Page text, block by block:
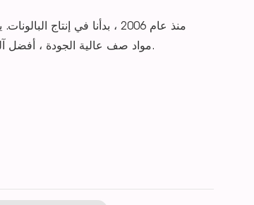
منذ عام 2006 ، بدأنا في
احترافية EN71-1.2.3 و ASTM963-1.2.3 من SGS. مواد صف عالية الجودة ، أفضل آلة طباعة ، فريق متعلم جيدًا.